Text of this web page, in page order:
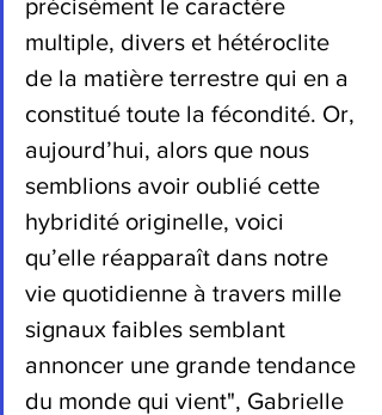
précisément le caractère
multiple, divers et hétéroclite
de la matière terrestre qui en a
constitué toute la fécondité. Or,
aujourd’hui, alors que nous
semblions avoir oublié cette
hybridité originelle, voici
qu’elle réapparaît dans notre
vie quotidienne à travers mille
signaux faibles semblant
annoncer une grande tendance
du monde qui vient", Gabrielle